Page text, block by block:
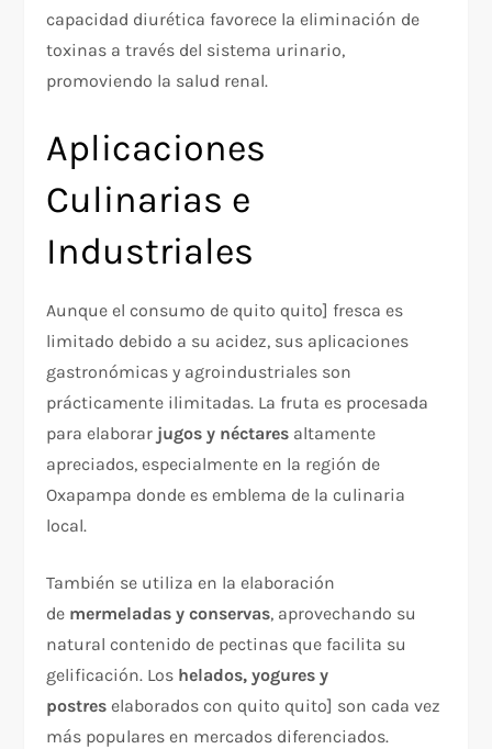
capacidad diurética favorece la eliminación de
toxinas a través del sistema urinario,
promoviendo la salud renal.​
Aplicaciones
Culinarias e
Industriales
Aunque el consumo de quito quito ] fresca es
limitado debido a su acidez, sus aplicaciones
gastronómicas y agroindustriales son
prácticamente ilimitadas. La fruta es procesada
para elaborar jugos y néctares altamente
apreciados, especialmente en la región de
Oxapampa donde es emblema de la culinaria
local.​​
También se utiliza en la elaboración
de mermeladas y conservas, aprovechando su
natural contenido de pectinas que facilita su
gelificación. Los helados, yogures y
postres elaborados con quito quito ] son cada vez
más populares en mercados diferenciados.